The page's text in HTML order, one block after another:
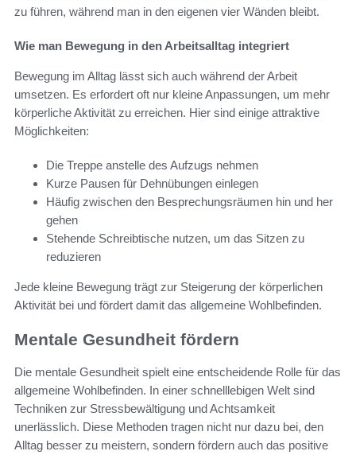
zu führen, während man in den eigenen vier Wänden bleibt.
Wie man Bewegung in den Arbeitsalltag integriert
Bewegung im Alltag lässt sich auch während der Arbeit
umsetzen. Es erfordert oft nur kleine Anpassungen, um mehr
körperliche Aktivität zu erreichen. Hier sind einige attraktive
Möglichkeiten:
Die Treppe anstelle des Aufzugs nehmen
Kurze Pausen für Dehnübungen einlegen
Häufig zwischen den Besprechungsräumen hin und her
gehen
Stehende Schreibtische nutzen, um das Sitzen zu
reduzieren
Jede kleine Bewegung trägt zur Steigerung der körperlichen
Aktivität bei und fördert damit das allgemeine Wohlbefinden.
Mentale Gesundheit fördern
Die mentale Gesundheit spielt eine entscheidende Rolle für das
allgemeine Wohlbefinden. In einer schnelllebigen Welt sind
Techniken zur Stressbewältigung und Achtsamkeit
unerlässlich. Diese Methoden tragen nicht nur dazu bei, den
Alltag besser zu meistern, sondern fördern auch das positive